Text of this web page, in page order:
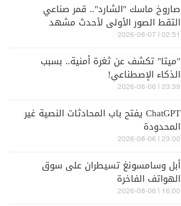
صاروخ ماسك "الشارد".. قمر صناعي
التقط الصور الأولى لأحدث مشهد
اصطدام على القمر
02:51 | 2026-08-07
"ميتا" تكشف عن ثغرة أمنية.. بسبب
الذكاء الإصطناعي!
23:39 | 2026-08-06
ChatGPT يفتح باب المحادثات النصية غير
المحدودة
23:00 | 2026-08-06
أبل وسامسونغ تسيطران على سوق
الهواتف الفاخرة
16:00 | 2026-08-06